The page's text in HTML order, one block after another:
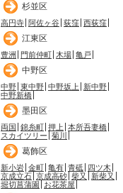
杉並区
高円寺 阿佐ヶ谷 荻窪 西荻窪
江東区
豊洲 門前仲町 木場 亀戸
中野区
中野 東中野 中野坂上
新中野
中野新橋
墨田区
両国 錦糸町 押上 本所吾妻橋
スカイツリー 菊川
葛飾区
新小岩 金町 亀有 青砥
四ツ木
京成立石 京成高砂 柴又
新柴又
堀切菖蒲園
お花茶屋